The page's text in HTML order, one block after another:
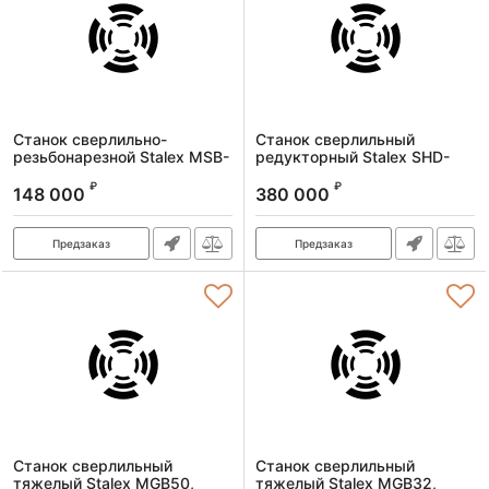
Станок сверлильно-
резьбонарезной Stalex MSB-
кВт, 380В, 332 кг
Артикул: MSB-32
148 000 ₽
Предзаказ
Станок сверлильный
редукторный Stalex SHD-
40 мм, 380 В
Артикул: GB40
380 000 ₽
Предзаказ
Станок сверлильный
тяжелый Stalex MGB50,
Станок сверлильный
тяжелый Stalex MGB32,